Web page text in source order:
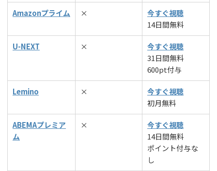
Amazonプライム ×
今すぐ視聴
14日間無料
U-NEXT ×
今すぐ視聴
31日間無料
600pt付与
Lemino ×
今すぐ視聴
初月無料
ABEMAプレミア
ム
×
今すぐ視聴
14日間無料
ポイント付与な
し